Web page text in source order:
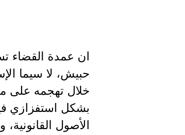
ان عمدة القضاء
حبيش، لا سيما
خلال تهجمه على
بشكل استفزازي
الأصول